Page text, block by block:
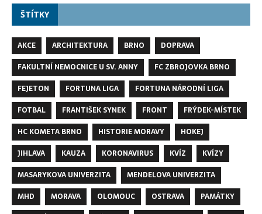
ŠTÍTKY
AKCE ARCHITEKTURA BRNO
DOPRAVA
FAKULTNÍ NEMOCNICE U SV. ANNY
FC ZBROJOVKA BRNO
FEJETON
FORTUNA LIGA
FORTUNA NÁRODNÍ LIGA
FOTBAL
FRANTIŠEK SYNEK FRONT
FRÝDEK-MÍSTEK
HC KOMETA BRNO
HISTORIE MORAVY
HOKEJ
JIHLAVA
KAUZA KORONAVIRUS KVÍZ
KVÍZY
MASARYKOVA UNIVERZITA
MENDELOVA UNIVERZITA
MHD
MORAVA OLOMOUC OSTRAVA
PAMÁTKY